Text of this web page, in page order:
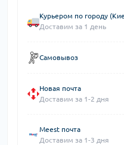
Курьером по городу
Доставим за 1 день
Самовывоз
Новая почта
Доставим за 1-2 дня
Meest почта
Доставим за 1-3 дня